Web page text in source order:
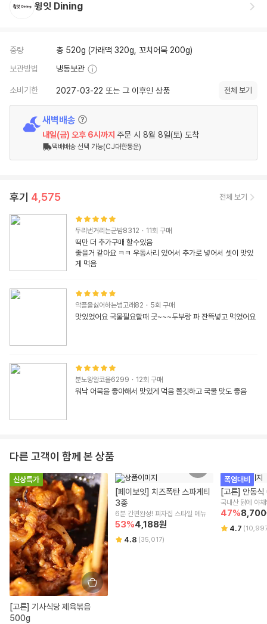
윙잇 Dining
중량
총 520g (가래떡 320g, 꼬치어묵 200g)
보관방법
냉동보관
소비기한 2027-03-22 또는 그 이후인 상품 전체 보기
새벽배송
내일(금) 오후 6시 까지 주문 시 8월 8일(토) 도착
택배배송 선택 가능(CJ대한통운)
후기 4,575 전체 보기
두리번거리는군밤8312 · 11회 구매
떡만 더 추가구매 할수있음
좋을거 같아요 ㅋㅋ 우동사리 있어서 추가로 넣어서 셋이 맛있
게 먹음
악플을싫어하는범고래82 · 5회 구매
맛있었어요 국물필요할때 굿~~~두부랑 파 잔뜩넣고 먹었어요
분노왕알코올6299 · 12회 구매
워낙 어묵을 좋아해서 맛있게 먹음 쫄깃하고 국물 맛도 좋음
다른 고객이 함께 본 상품
신상특가
[고른] 기사식당 제육볶음
500g
[페이보잇] 치즈폭탄 스파게티
3종
6분 간편완성! 피자집 스타일 메뉴
53%4,188원
4.8 (35,017)
폭염대비
[고른] 안동식
국내산 닭에 야
47%8,700
4.7 (